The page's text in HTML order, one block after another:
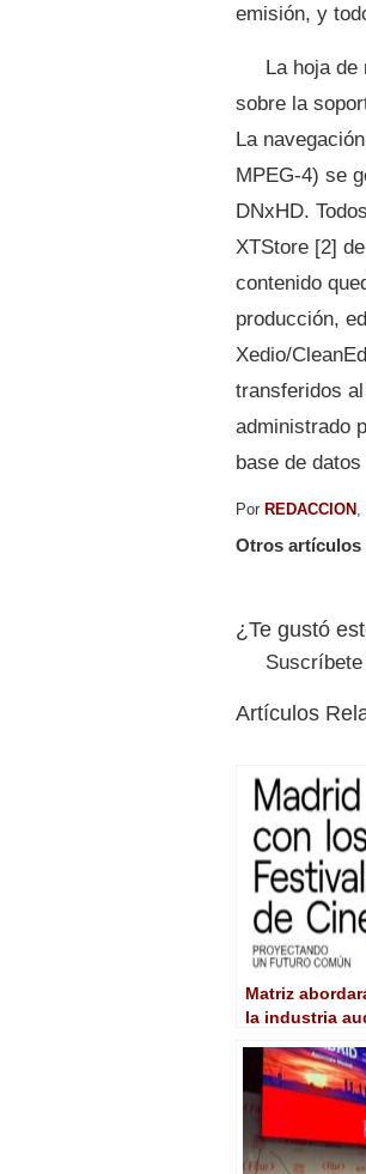
emisión, y
La hoja
sobre la
La
MPEG-4) se
DNxHD.
XTStore [2]
contenido
producción,
Xedio/
transferidos
administrado
base de
Por REDACCION
Otros artículos
¿Te gustó
Artículos
Matriz
la industria
Madrid